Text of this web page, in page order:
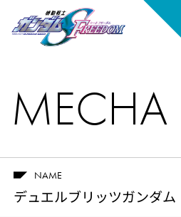
MECHA
NAME
デュエルブリッツガンダム